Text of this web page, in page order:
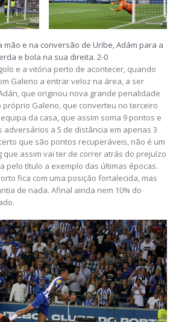
mão e na conversão de Uribe, Adám para a
e bola na sua direita. 2-0
e a vitória perto de acontecer, quando
Galeno a entrar veloz na área, a ser
que originou nova grande penalidade
próprio Galeno, que converteu no terceiro
da casa, que assim soma 9 pontos e
adversários a 5 de distância em apenas 3
que são pontos recuperáveis, não é um
que assim vai ter de correr atrás do prejuízo
pelo título a exemplo das últimas épocas.
fica com uma posição fortalecida, mas
de nada. Afinal ainda nem 10% do